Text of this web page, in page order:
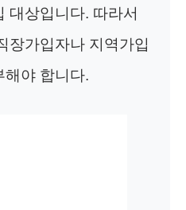
대상입니다. 따라서
장가입자나 지역가입
해야 합니다.